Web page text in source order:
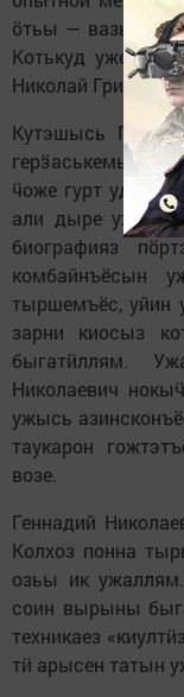
ӧтьы — вазь
Котькуд ужез
Николай
Кутэшысь
герӟаськемын
ӵоже гурт
али дыре ужась
биографияз
комбайнъёсын
тыршемъёс, уйин
зарни киосыз
быгатӥллям.
Николаевич
ужысь
таукарон
возе.
Геннадий
Колхоз понна
озьы ик
соин вырыны
техникаез
тӥ арысен татын